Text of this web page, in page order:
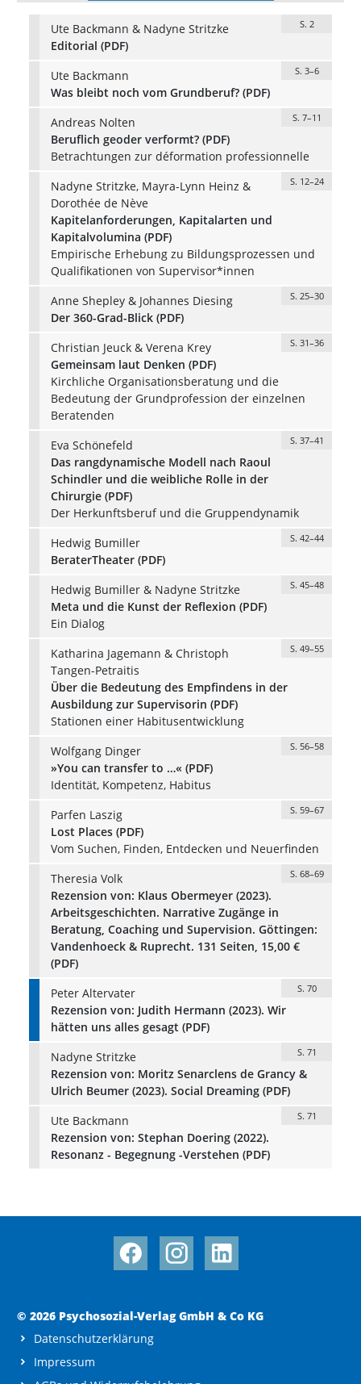
Ute Backmann & Nadyne Stritzke S. 2
Editorial (PDF)
Ute Backmann
S. 3–6
Was bleibt noch vom Grundberuf? (PDF)
Andreas Nolten
S. 7–11
Beruflich geoder verformt? (PDF)
Betrachtungen zur déformation professionnelle
Nadyne Stritzke, Mayra-Lynn Heinz &
Dorothée de Nève
S. 12–24
Kapitelanforderungen, Kapitalarten und
Kapitalvolumina (PDF)
Empirische Erhebung zu Bildungsprozessen und
Qualifikationen von Supervisor*innen
Anne Shepley & Johannes Diesing
S. 25–30
Der 360-Grad-Blick (PDF)
Christian Jeuck & Verena Krey
S. 31–36
Gemeinsam laut Denken (PDF)
Kirchliche Organisationsberatung und die
Bedeutung der Grundprofession der einzelnen
Beratenden
Eva Schönefeld
S. 37–41
Das rangdynamische Modell nach Raoul
Schindler und die weibliche Rolle in der
Chirurgie (PDF)
Der Herkunftsberuf und die Gruppendynamik
Hedwig Bumiller
S. 42–44
BeraterTheater (PDF)
Hedwig Bumiller & Nadyne Stritzke
S. 45–48
Meta und die Kunst der Reflexion (PDF)
Ein Dialog
Katharina Jagemann & Christoph
Tangen-Petraitis
S. 49–55
Über die Bedeutung des Empfindens in der
Ausbildung zur Supervisorin (PDF)
Stationen einer Habitusentwicklung
Wolfgang Dinger
S. 56–58
»You can transfer to …« (PDF)
Identität, Kompetenz, Habitus
Parfen Laszig
S. 59–67
Lost Places (PDF)
Vom Suchen, Finden, Entdecken und Neuerfinden
Theresia Volk
S. 68–69
Rezension von: Klaus Obermeyer (2023).
Arbeitsgeschichten. Narrative Zugänge in
Beratung, Coaching und Supervision. Göttingen:
Vandenhoeck & Ruprecht. 131 Seiten, 15,00 €
(PDF)
Peter Altervater
S. 70
Rezension von: Judith Hermann (2023). Wir
hätten uns alles gesagt (PDF)
Nadyne Stritzke
S. 71
Rezension von: Moritz Senarclens de Grancy &
Ulrich Beumer (2023). Social Dreaming (PDF)
Ute Backmann
S. 71
Rezension von: Stephan Doering (2022).
Resonanz - Begegnung -Verstehen (PDF)
© 2026 Psychosozial-Verlag GmbH & Co KG
Datenschutzerklärung
Impressum